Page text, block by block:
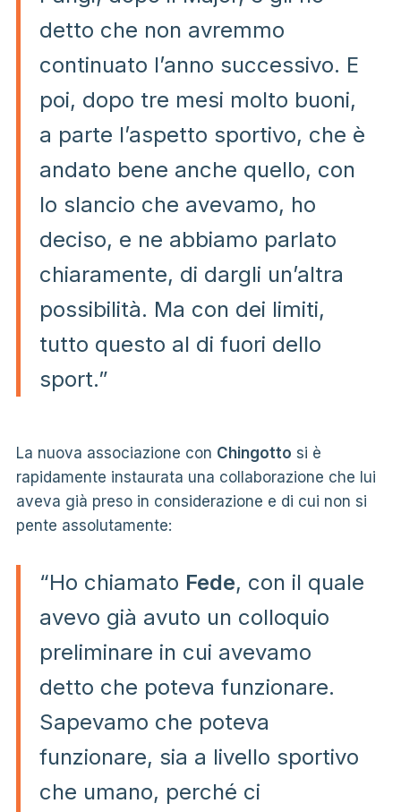
detto che non avremmo
continuato l’anno successivo. E
poi, dopo tre mesi molto buoni,
a parte l’aspetto sportivo, che è
andato bene anche quello, con
lo slancio che avevamo, ho
deciso, e ne abbiamo parlato
chiaramente, di dargli un’altra
possibilità. Ma con dei limiti,
tutto questo al di fuori dello
sport.”
La nuova associazione con Chingotto si è
rapidamente instaurata una collaborazione che lui
aveva già preso in considerazione e di cui non si
pente assolutamente:
“Ho chiamato Fede, con il quale
avevo già avuto un colloquio
preliminare in cui avevamo
detto che poteva funzionare.
Sapevamo che poteva
funzionare, sia a livello sportivo
che umano, perché ci